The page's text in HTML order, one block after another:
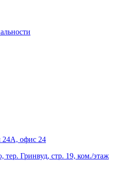
24А, офис 24
тер. Гринвуд, стр. 19, ком./этаж